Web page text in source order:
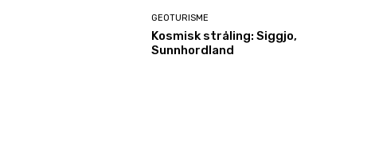
GEOTURISME
Kosmisk stråling: Siggjo,
Sunnhordland